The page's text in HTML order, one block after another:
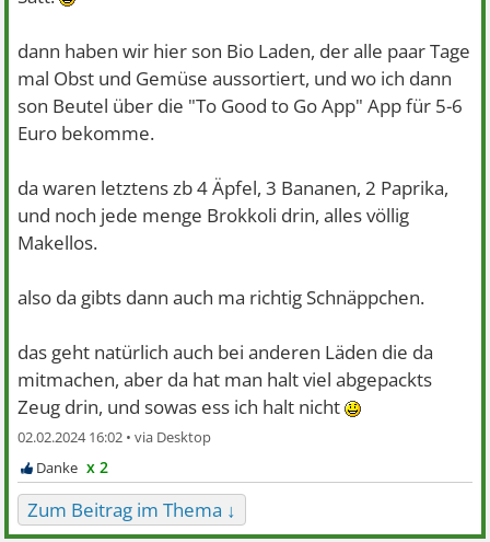
dann haben wir hier son Bio Laden, der alle paar Tage
mal Obst und Gemüse aussortiert, und wo ich dann
son Beutel über die "To Good to Go App" App für 5-6
Euro bekomme.
da waren letztens zb 4 Äpfel, 3 Bananen, 2 Paprika,
und noch jede menge Brokkoli drin, alles völlig
Makellos.
also da gibts dann auch ma richtig Schnäppchen.
das geht natürlich auch bei anderen Läden die da
mitmachen, aber da hat man halt viel abgepackts
Zeug drin, und sowas ess ich halt nicht
02.02.2024 16:02 •
x 2
Zum Beitrag im Thema ↓